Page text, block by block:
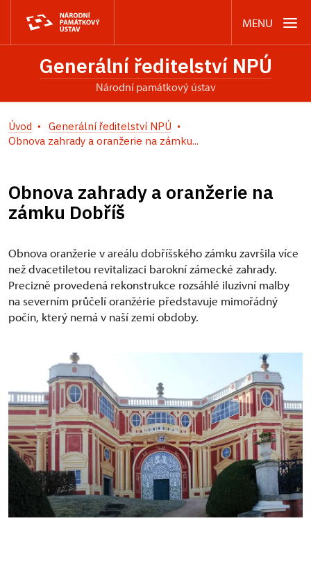
MENU
Generální ředitelství NPÚ
Národní památkový ústav
Úvod
Generální ředitelství NPÚ
Obnova zahrady a oranžerie na zámku...
Obnova zahrady a oranžerie na
zámku Dobříš
Obnova oranžerie v areálu dobříšského zámku završila více
než dvacetiletou revitalizaci barokní zámecké zahrady.
Precizně provedená rekonstrukce rozsáhlé iluzivní malby
na severním průčelí oranžérie představuje mimořádný
počin, který nemá v naší zemi obdoby.